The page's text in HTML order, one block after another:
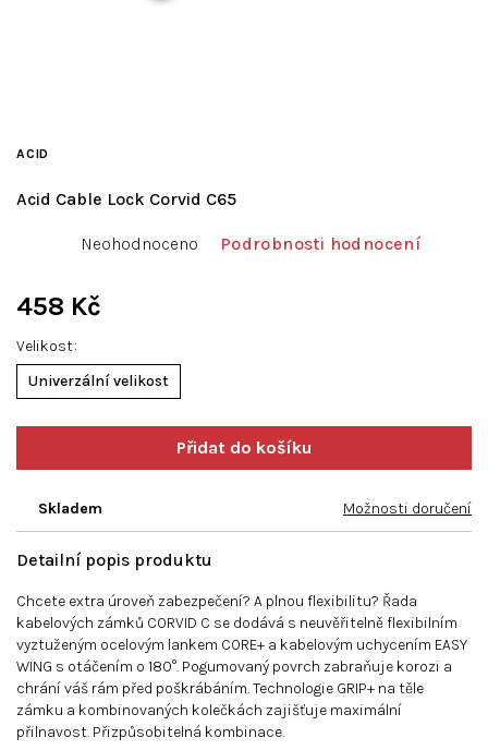
Velikost
Univerzální velikost
458 Kč
Skladem Možnosti doručení
Acid Cable Lock Corvid C65
ACID
hodnocení
je
0,0
hvězdiček.
Neohodnoceno Podrobnosti hodnocení
Detailní popis produktu
Chcete extra úroveň zabezpečení? A plnou flexibilitu? Řada
kabelových zámků CORVID C se dodává s neuvěřitelně flexibilním
vyztuženým ocelovým lankem CORE+ a kabelovým uchycením EASY
WING s otáčením o 180°. Pogumovaný povrch zabraňuje korozi a
chrání váš rám před poškrábáním. Technologie GRIP+ na těle
zámku a kombinovaných kolečkách zajišťuje maximální
přilnavost. Přizpůsobitelná kombinace.